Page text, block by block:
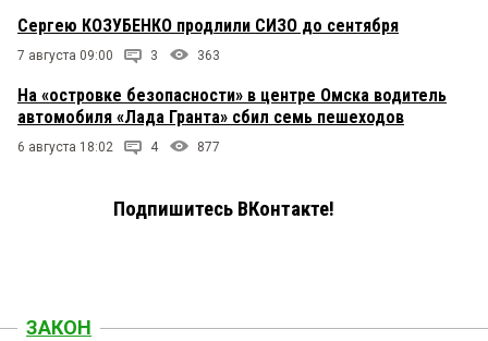
Сергею КОЗУБЕНКО продлили СИЗО до сентября
7 августа 09:00 3 363
На «островке безопасности» в центре Омска водитель
автомобиля «Лада Гранта» сбил семь пешеходов
6 августа 18:02 4 877
Подпишитесь ВКонтакте!
ЗАКОН